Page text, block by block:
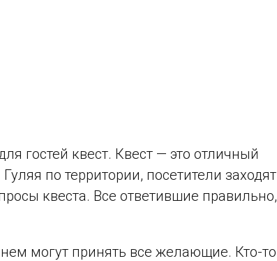
гостей квест. Квест — это отличный
по территории, посетители заходят
квеста. Все ответившие правильно,
могут принять все желающие. Кто-то